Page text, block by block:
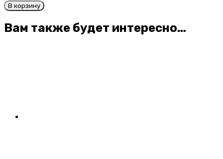
В корзину
Вам также будет интересно…